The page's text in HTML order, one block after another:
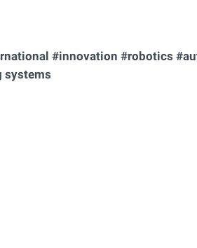
#innovation #robotics
systems